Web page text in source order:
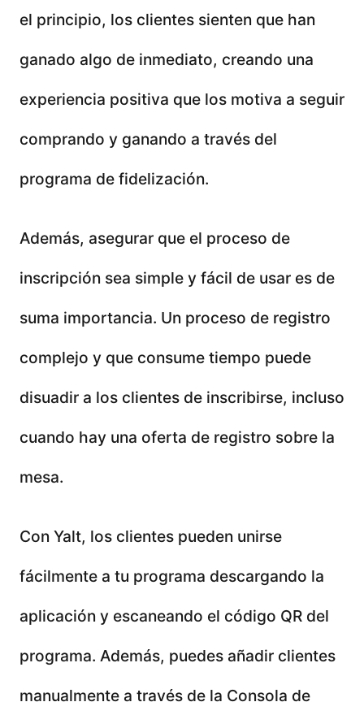
el principio, los clientes sienten que han
ganado algo de inmediato, creando una
experiencia positiva que los motiva a seguir
comprando y ganando a través del
programa de fidelización.
Además, asegurar que el proceso de
inscripción sea simple y fácil de usar es de
suma importancia. Un proceso de registro
complejo y que consume tiempo puede
disuadir a los clientes de inscribirse, incluso
cuando hay una oferta de registro sobre la
mesa.
Con Yalt, los clientes pueden unirse
fácilmente a tu programa descargando la
aplicación y escaneando el código QR del
programa. Además, puedes añadir clientes
manualmente a través de la Consola de